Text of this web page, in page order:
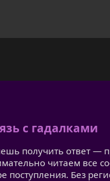
с гадалками
получить ответ —
читаем все
поступления. Без